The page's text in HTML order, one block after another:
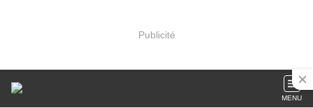
Publicité
MENU